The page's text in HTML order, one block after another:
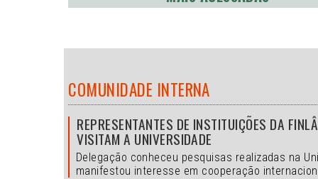
COMUNIDADE INTERNA
REPRESENTANTES DE INSTITUIÇÕES DA
VISITAM A UNIVERSIDADE
Delegação conheceu pesquisas realizadas na
manifestou interesse em cooperação